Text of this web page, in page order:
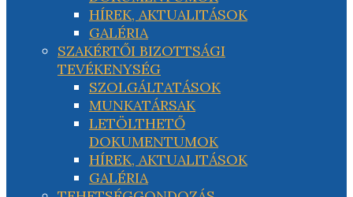
HÍREK, AKTUALITÁSOK
GALÉRIA
SZAKÉRTŐI BIZOTTSÁGI
TEVÉKENYSÉG
SZOLGÁLTATÁSOK
MUNKATÁRSAK
LETÖLTHETŐ
DOKUMENTUMOK
HÍREK, AKTUALITÁSOK
GALÉRIA